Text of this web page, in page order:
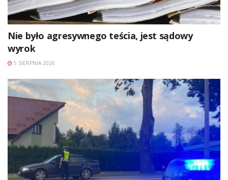
Nie było agresywnego teścia, jest sądowy
wyrok
5 SIERPNIA 2026